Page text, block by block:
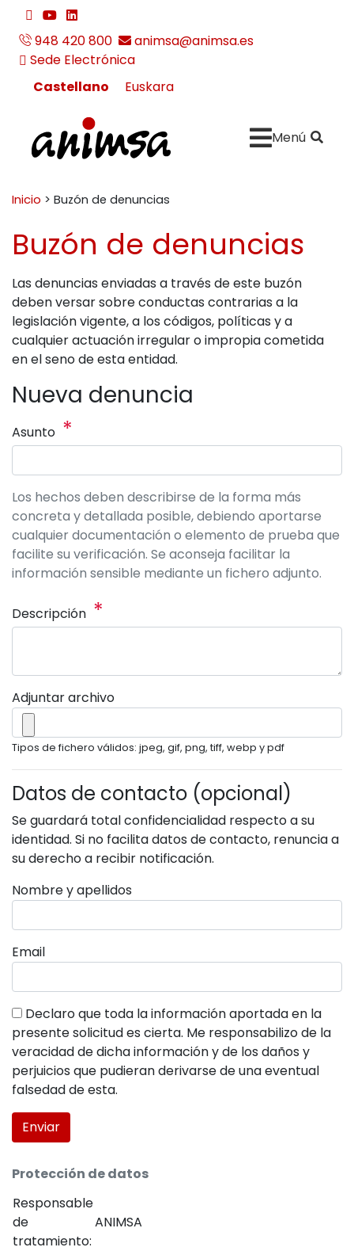
Ir al contenido
twitteryoutubelinkedin
948 420 800
animsa@animsa.es
Sede Electrónica
Castellano
Euskara
ANIMSA Menú " .
Inicio > Buzón de denuncias
Buzón de denuncias
Las denuncias enviadas a través de este buzón
deben versar sobre conductas contrarias a la
legislación vigente, a los códigos, políticas y a
cualquier actuación irregular o impropia cometida
en el seno de esta entidad.
Nueva denuncia
Asunto *
Los hechos deben describirse de la forma más
concreta y detallada posible, debiendo aportarse
cualquier documentación o elemento de prueba que
facilite su verificación. Se aconseja facilitar la
información sensible mediante un fichero adjunto.
Descripción *
Adjuntar archivo
Tipos de fichero válidos: jpeg, gif, png, tiff, webp y pdf
Datos de contacto (opcional)
Se guardará total confidencialidad respecto a su
identidad. Si no facilita datos de contacto, renuncia a
su derecho a recibir notificación.
Nombre y apellidos
Email
Declaro que toda la información aportada en la
presente solicitud es cierta. Me responsabilizo de la
veracidad de dicha información y de los daños y
perjuicios que pudieran derivarse de una eventual
falsedad de esta.
Protección de datos
Responsable
de
tratamiento:
ANIMSA